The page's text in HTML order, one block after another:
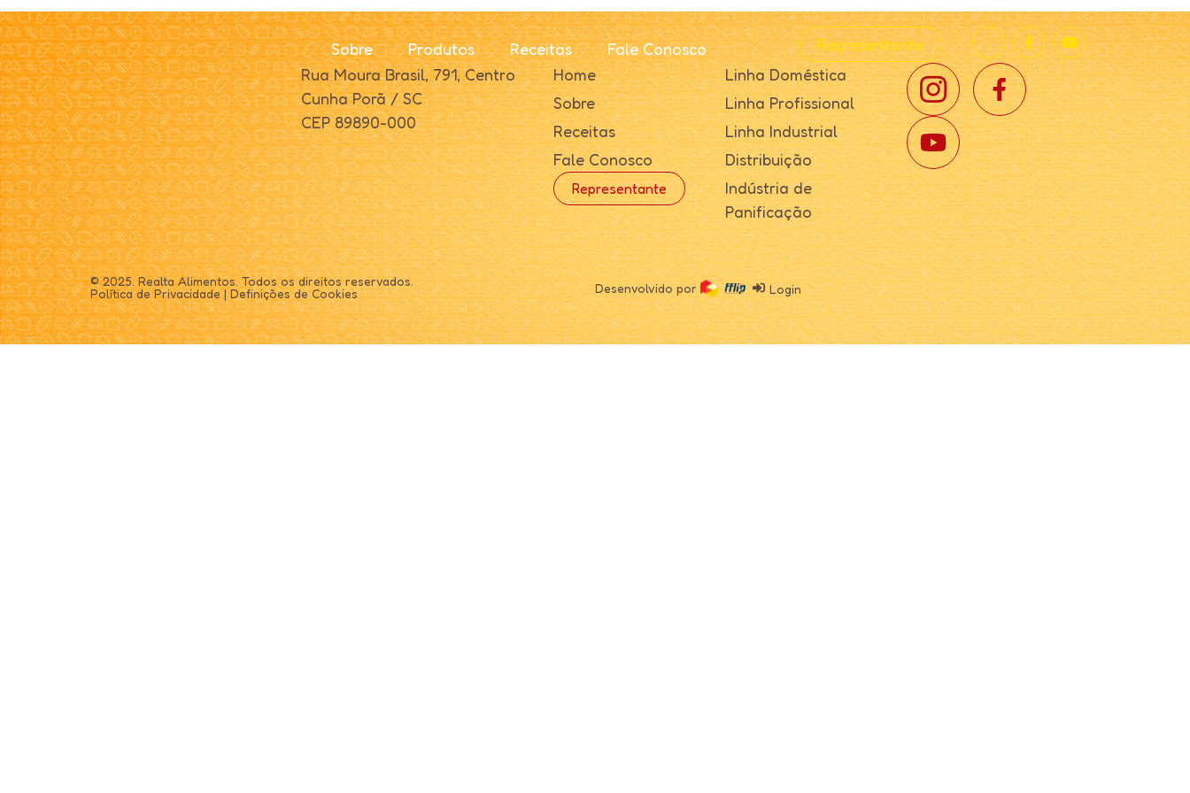
Sobre Produtos Receitas Fale Conosco
Representante
Rua Moura Brasil, 791, Centro
Cunha Porã / SC
CEP 89890-000
Home
Sobre
Receitas
Fale Conosco
Representante
Linha Doméstica
Linha Profissional
Linha Industrial
Distribuição
Indústria de
Panificação
© 2025. Realta Alimentos. Todos os direitos reservados.
Política de Privacidade|Definições de Cookies Desenvolvido por Login